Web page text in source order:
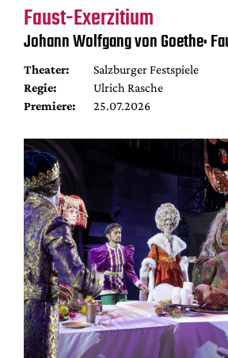
Faust-Exerzitium
Johann Wolfgang von Goethe:
Theater:
Salzburger Festspiele
Regie:
Ulrich Rasche
Premiere:
25.07.2026